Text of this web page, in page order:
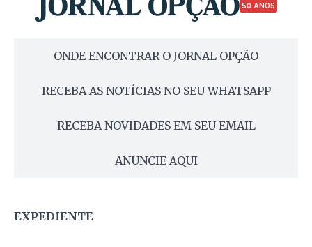
50 ANOS
ONDE ENCONTRAR O JORNAL OPÇÃO
RECEBA AS NOTÍCIAS NO SEU WHATSAPP
RECEBA NOVIDADES EM SEU EMAIL
ANUNCIE AQUI
EXPEDIENTE